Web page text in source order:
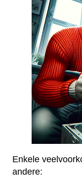
Enkele
andere: